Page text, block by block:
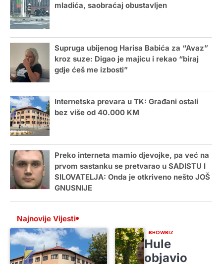
mladića, saobraćaj obustavljen
Supruga ubijenog Harisa Babića za “Avaz”
kroz suze: Digao je majicu i rekao “biraj
gdje ćeš me izbosti”
Internetska prevara u TK: Građani ostali
bez više od 40.000 KM
Preko interneta mamio djevojke, pa već na
prvom sastanku se pretvarao u SADISTU I
SILOVATELJA: Onda je otkriveno nešto JOŠ
GNUSNIJE
Najnovije Vijesti
SHOWBIZ
Hule
objavio